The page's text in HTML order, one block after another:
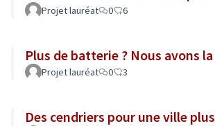
Projet lauréat 0 6
Plus de batterie ? Nous avons
Projet lauréat 0 3
Des cendriers pour une ville